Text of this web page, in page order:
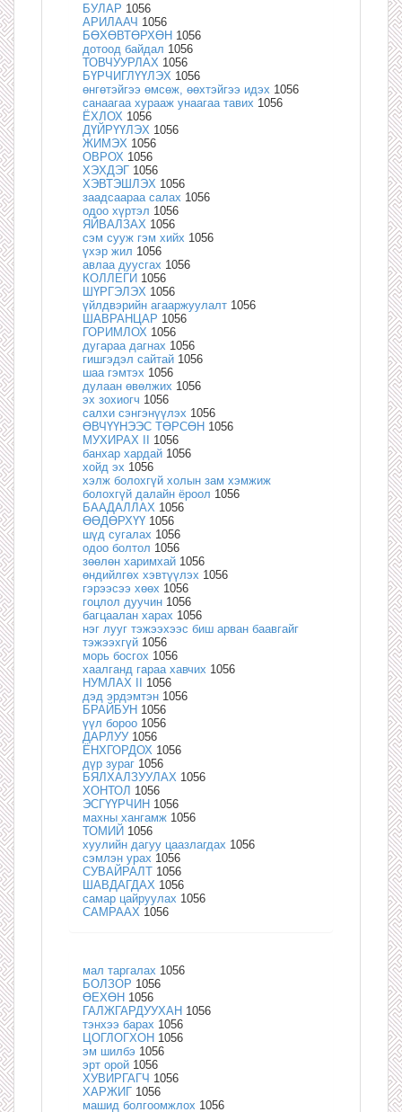
БУЛАР 1056
АРИЛААЧ 1056
БӨХӨВТӨРХӨН 1056
дотоод байдал 1056
ТОВЧУУРЛАХ 1056
БҮРЧИГЛҮҮЛЭХ 1056
өнгөтэйгээ өмсөж, өөхтэйгээ идэх 1056
санаагаа хурааж унаагаа тавих 1056
ЁХЛОХ 1056
ДҮЙРҮҮЛЭХ 1056
ЖИМЭХ 1056
ОВРОХ 1056
ХЭХДЭГ 1056
ХЭВТЭШЛЭХ 1056
заадсаараа салах 1056
одоо хүртэл 1056
ЯЙВАЛЗАХ 1056
сэм сууж гэм хийх 1056
үхэр жил 1056
авлаа дуусгах 1056
КОЛЛЕГИ 1056
ШҮРГЭЛЭХ 1056
үйлдвэрийн агааржуулалт 1056
ШАВРАНЦАР 1056
ГОРИМЛОХ 1056
дугараа дагнах 1056
гишгэдэл сайтай 1056
шаа гэмтэх 1056
дулаан өвөлжих 1056
эх зохиогч 1056
салхи сэнгэнүүлэх 1056
ӨВЧҮҮНЭЭС ТӨРСӨН 1056
МУХИРАХ II 1056
банхар хардай 1056
хойд эх 1056
хэлж болохгүй холын зам хэмжиж
болохгүй далайн ёроол 1056
БААДАЛЛАХ 1056
ӨӨДӨРХҮҮ 1056
шүд сугалах 1056
одоо болтол 1056
зөөлөн харимхай 1056
өндийлгөх хэвтүүлэх 1056
гэрээсээ хөөх 1056
гоцлол дуучин 1056
багцаалан харах 1056
нэг лууг тэжээхээс биш арван баавгайг
тэжээхгүй 1056
морь босгох 1056
хаалганд гараа хавчих 1056
НУМЛАХ II 1056
дэд эрдэмтэн 1056
БРАЙБУН 1056
үүл бороо 1056
ДАРЛУУ 1056
ЁНХГОРДОХ 1056
дүр зураг 1056
БЯЛХАЛЗУУЛАХ 1056
ХОНТОЛ 1056
ЭСГҮҮРЧИН 1056
махны хангамж 1056
ТОМИЙ 1056
хуулийн дагуу цаазлагдах 1056
сэмлэн урах 1056
СУВАЙРАЛТ 1056
ШАВДАГДАХ 1056
самар цайруулах 1056
САМРААХ 1056
мал таргалах 1056
БОЛЗОР 1056
ӨЕХӨН 1056
ГАЛЖГАРДУУХАН 1056
тэнхээ барах 1056
ЦОГЛОГХОН 1056
эм шилбэ 1056
эрт орой 1056
ХУВИРГАГЧ 1056
ХАРЖИГ 1056
машид болгоомжлох 1056